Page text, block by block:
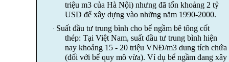
triệu m3 của Hà Nội) nhưng đã tốn khoảng 2 tỷ
USD để xây dựng vào những năm 1990-2000.
· Suất đầu tư trung bình cho bể ngầm bê tông cốt
thép: Tại Việt Nam, suất đầu tư trung bình hiện
nay khoảng 15 - 20 triệu VNĐ/m3 dung tích chứa
(đối với bể quy mô vừa). Ví dụ bể ngầm đang xây